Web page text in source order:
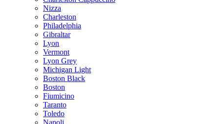
Nizza
Charleston
Philadelphia
Gibraltar
Lyon
Vermont
Lyon Grey
Michigan Light
Boston Black
Boston
Fiumicino
Taranto
Toledo
Napoli